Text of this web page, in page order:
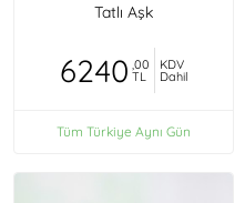
Tatlı Aşk
6240 ,00
TL
KDV
Dahil
Tüm Türkiye Aynı Gün